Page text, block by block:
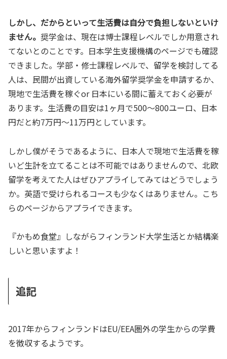
しかし、だからといって生活費は自分で負担しないといけ
ません。 奨学金は、現在は博士課程レベルでしか用意され
てないとのことです。日本学生支援機構のページでも確認
できました。学部・修士課程レベルで、留学を検討してる
人は、民間が出資している海外留学奨学金を申請するか、
現地で生活費を稼ぐor 日本にいる間に蓄えておく必要が
あります。生活費の目安は1ヶ月で500〜800ユーロ、日本
円だと約7万円〜11万円としています。
しかし僕がそうであるように、日本人で現地で生活費を稼
いど生計を立てることは不可能ではありませんので、北欧
留学を考えてた人はぜひアプライしてみてはどうでしょう
か。英語で受けられるコースも少なくはありません。こち
らのページからアプライできます。
『かもめ食堂』しながらフィンランド大学生活とか結構楽
しいと思いますよ！
追記
2017年からフィンランドはEU/EEA圏外の学生からの学費
を徴収するようです。